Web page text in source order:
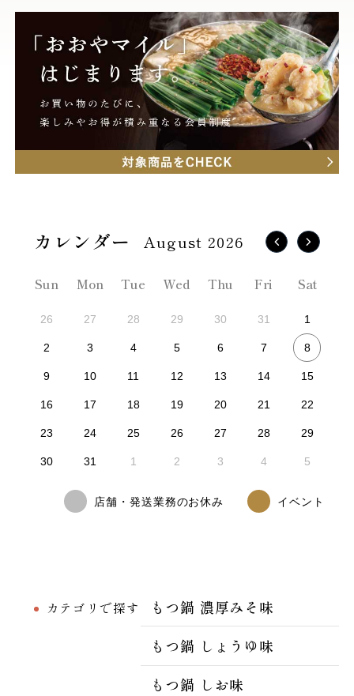
カテゴリで探す
もつ鍋 濃厚みそ味
もつ鍋 しょうゆ味
もつ鍋 しお味
August 2026
Sun Mon Tue Wed Thu Fri Sat
26 27 28 29 30 31 1
2 3 4 5 6 7 8
9 10 11 12 13 14 15
16 17 18 19 20 21 22
23 24 25 26 27 28 29
30 31 1 2 3 4 5
店舗・発送業務のお休み イベント